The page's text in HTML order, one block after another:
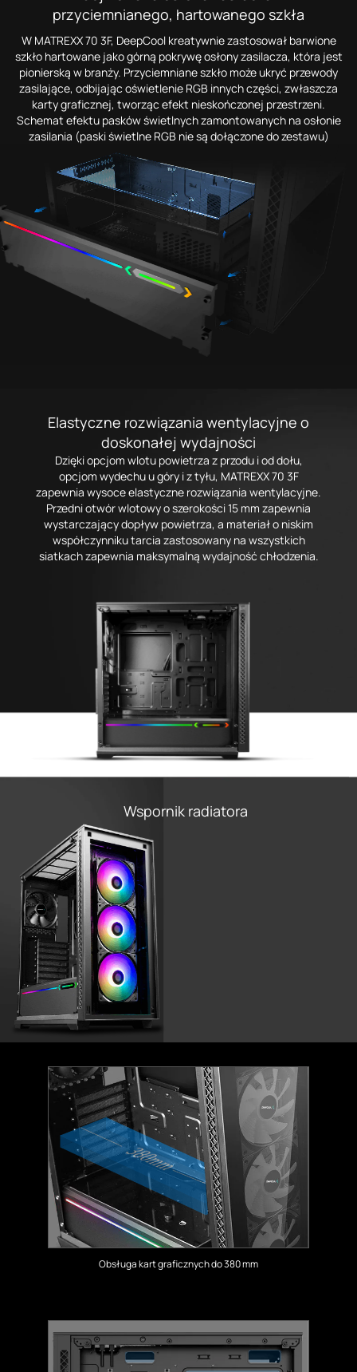
przyciemnianego, hartowanego szkła
W MATREXX 70 3F, DeepCool kreatywnie zastosował barwione
szkło hartowane jako górną pokrywę osłony zasilacza, która jest
pionierską w branży. Przyciemniane szkło może ukryć przewody
zasilające, odbijając oświetlenie RGB innych części, zwłaszcza
karty graficznej, tworząc efekt nieskończonej przestrzeni.
Schemat efektu pasków świetlnych zamontowanych na osłonie
zasilania (paski świetlne RGB nie są dołączone do zestawu)
Elastyczne rozwiązania wentylacyjne o
doskonałej wydajności
Dzięki opcjom wlotu powietrza z przodu i od dołu,
opcjom wydechu u góry i z tyłu, MATREXX 70 3F
zapewnia wysoce elastyczne rozwiązania wentylacyjne.
Przedni otwór wlotowy o szerokości 15 mm zapewnia
wystarczający dopływ powietrza, a materiał o niskim
współczynniku tarcia zastosowany na wszystkich
siatkach zapewnia maksymalną wydajność chłodzenia.
Wspornik radiatora
Obsługa kart graficznych do 380 mm